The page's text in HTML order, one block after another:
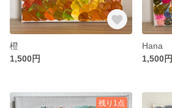
橙
1,500円
Hana
1,500円
残り1点